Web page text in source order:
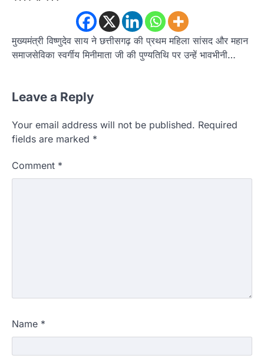
मुख्यमंत्री विष्णुदेव साय ने छत्तीसगढ़ की प्रथम महिला सांसद और महान
समाजसेविका स्वर्गीय मिनीमाता जी की पुण्यतिथि पर उन्हें भावभीनी…
Leave a Reply
Your email address will not be published. Required
fields are marked *
Comment *
Name *